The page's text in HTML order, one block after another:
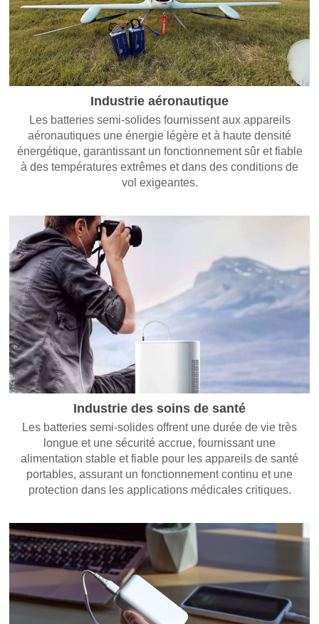
Industrie aéronautique
Les batteries semi-solides fournissent aux appareils
aéronautiques une énergie légère et à haute densité
énergétique, garantissant un fonctionnement sûr et fiable
à des températures extrêmes et dans des conditions de
vol exigeantes.
Industrie des soins de santé
Les batteries semi-solides offrent une durée de vie très
longue et une sécurité accrue, fournissant une
alimentation stable et fiable pour les appareils de santé
portables, assurant un fonctionnement continu et une
protection dans les applications médicales critiques.